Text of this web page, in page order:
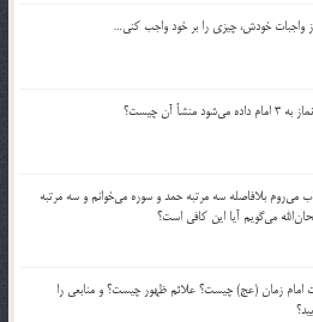
واجبات خودش، چيزي را بر خود واجب كني…
آن چيست؟
مي‌روم بلافاصله سه مرتبه حمد و سوره مي‌خوانم و سه مرتبه
مي‌گويم آيا اين كافي است؟
امام زمان (عج) چيست؟ علائم ظهور چيست؟ و منابعي را